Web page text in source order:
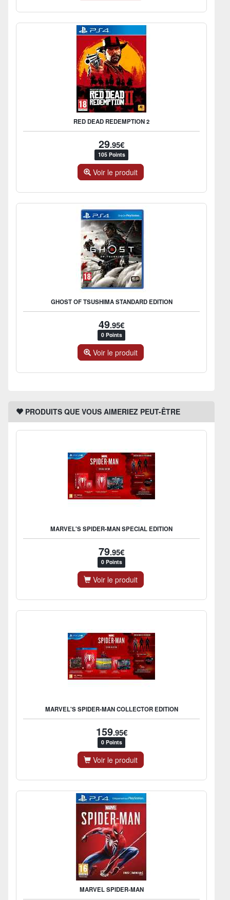
RED DEAD REDEMPTION 2
29.95€
105 Points
Voir le produit
GHOST OF TSUSHIMA STANDARD EDITION
49.95€
0 Points
Voir le produit
PRODUITS QUE VOUS AIMERIEZ PEUT-ÊTRE
MARVEL'S SPIDER-MAN SPECIAL EDITION
79.95€
0 Points
Voir le produit
MARVEL'S SPIDER-MAN COLLECTOR EDITION
159.95€
0 Points
Voir le produit
MARVEL SPIDER-MAN